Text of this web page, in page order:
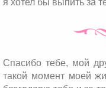
я хотел бы выпить за
Спасибо тебе, мой
такой момент моей